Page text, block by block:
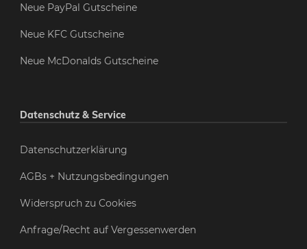
Neue PayPal Gutscheine
Neue KFC Gutscheine
Neue McDonalds Gutscheine
Datenschutz & Service
Datenschutzerklärung
AGBs + Nutzungsbedingungen
Widerspruch zu Cookies
Anfrage/Recht auf Vergessenwerden